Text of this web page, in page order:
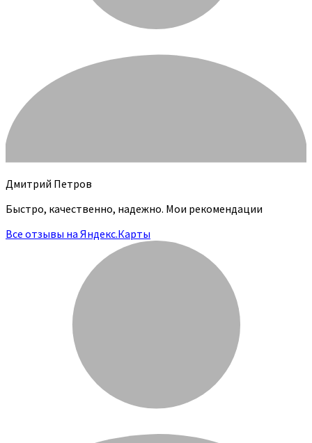
Дмитрий Петров
Быстро, качественно, надежно. Мои рекомендации
Все отзывы на Яндекс.Карты